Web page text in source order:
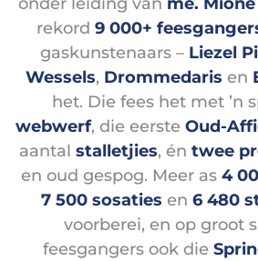
rekord 9 000+
gaskunstenaars – Liezel
Wessels, Drommedaris en
het. Die fees het met ’n
webwerf, die eerste Oud-
aantal stalletjies, én twee
en oud gespog. Meer as 4
7 500 sosaties en 6 480
voorberei, en op groot
feesgangers ook die